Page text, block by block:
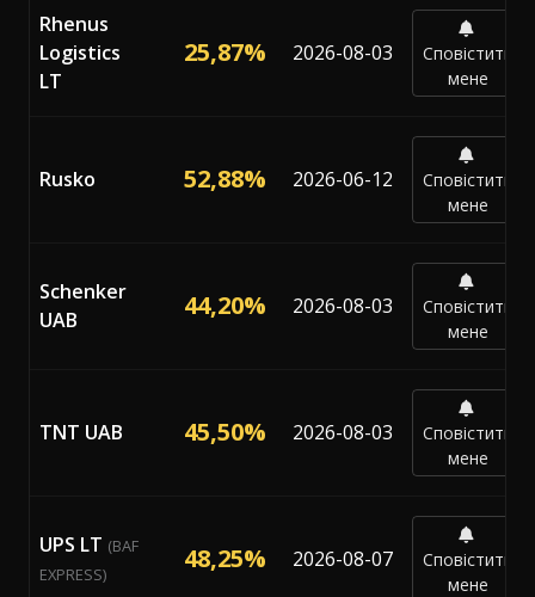
Rhenus
Logistics
LT
25,87% 2026-08-03
Сповістити
мене
Rusko 52,88% 2026-06-12
Сповістити
мене
Schenker
UAB
44,20% 2026-08-03
Сповістити
мене
TNT UAB 45,50% 2026-08-03
Сповістити
мене
UPS LT (BAF
EXPRESS)
48,25% 2026-08-07
Сповістити
мене